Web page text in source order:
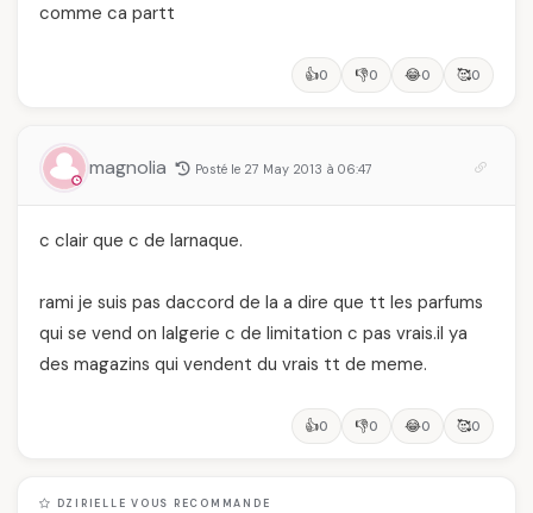
comme ca partt
👍0 👎0 😂0 🥰0
magnolia Posté le 27 May 2013 à 06:47
c clair que c de larnaque.
rami je suis pas daccord de la a dire que tt les parfums
qui se vend on lalgerie c de limitation c pas vrais.il ya
des magazins qui vendent du vrais tt de meme.
👍0 👎0 😂0 🥰0
DZIRIELLE VOUS RECOMMANDE